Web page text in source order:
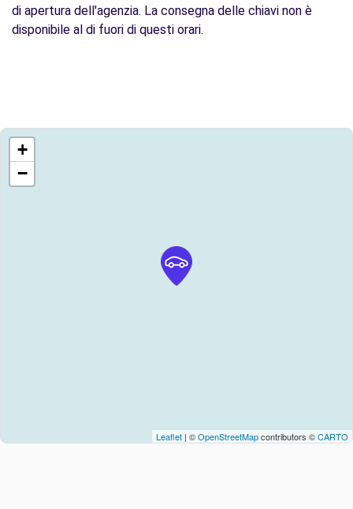
di apertura dell'agenzia. La consegna delle chiavi non è
disponibile al di fuori di questi orari.
+
−
Leaflet | ©OpenStreetMapcontributors ©CARTO